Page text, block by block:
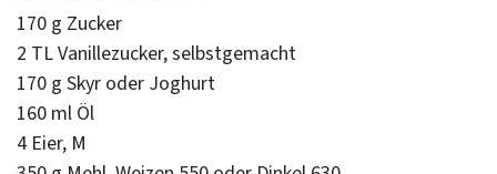
170 g Zucker
2 TL Vanillezucker, selbstgemacht
170 g Skyr oder Joghurt
160 ml Öl
4 Eier, M